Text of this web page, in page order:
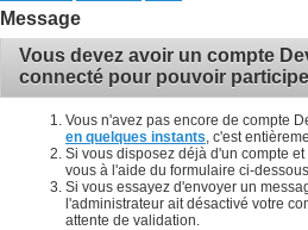
Message
Vous devez avoir un compte
connecté pour pouvoir
Vous n'avez pas encore de compte
en quelques instants , c'est
Si vous disposez déjà d'un compte
vous à l'aide du formulaire ci-dessous.
Si vous essayez d'envoyer un
l'administrateur ait désactivé votre
attente de validation.